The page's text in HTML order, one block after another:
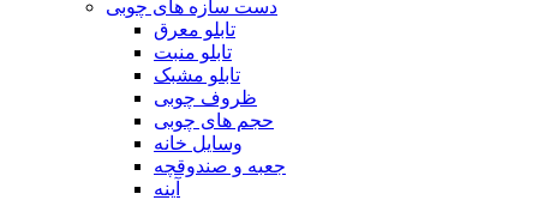
دست سازه های چوبی
تابلو معرق
تابلو منبت
تابلو مشبک
ظروف چوبی
حجم های چوبی
وسایل خانه
جعبه و صندوقچه
آینه